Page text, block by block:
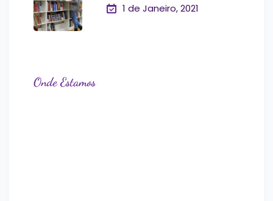
1 de Janeiro, 2021
Onde Estamos